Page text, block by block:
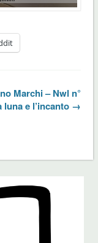
Marchi – Nwl n°
luna e l’incanto →